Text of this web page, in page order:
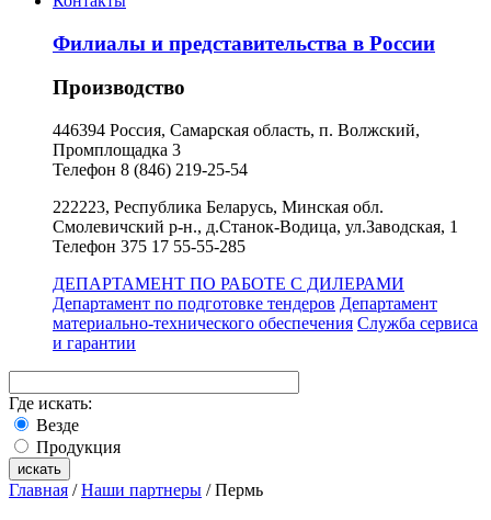
Филиалы и представительства в России
Производство
446394 Россия, Самарская область, п. Волжский,
Промплощадка 3
Телефон 8 (846) 219-25-54
222223, Республика Беларусь, Минская обл.
Смолевичский р-н., д.Станок-Водица, ул.Заводская, 1
Телефон 375 17 55-55-285
ДЕПАРТАМЕНТ ПО РАБОТЕ С ДИЛЕРАМИ
Департамент по подготовке тендеров Департамент
материально-технического обеспечения Служба сервиса
и гарантии
Где искать:
Везде
Продукция
Главная /Наши партнеры / Пермь